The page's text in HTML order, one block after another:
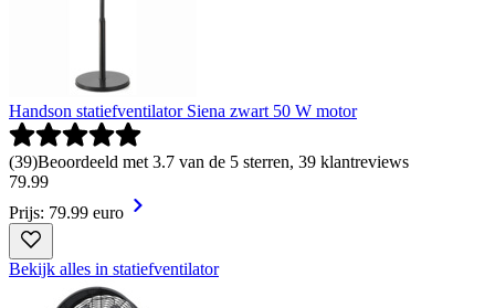
Handson statiefventilator Siena zwart 50 W motor
(39)Beoordeeld met 3.7 van de 5 sterren, 39 klantreviews
79.99
Prijs: 79.99 euro
Bekijk alles in statiefventilator